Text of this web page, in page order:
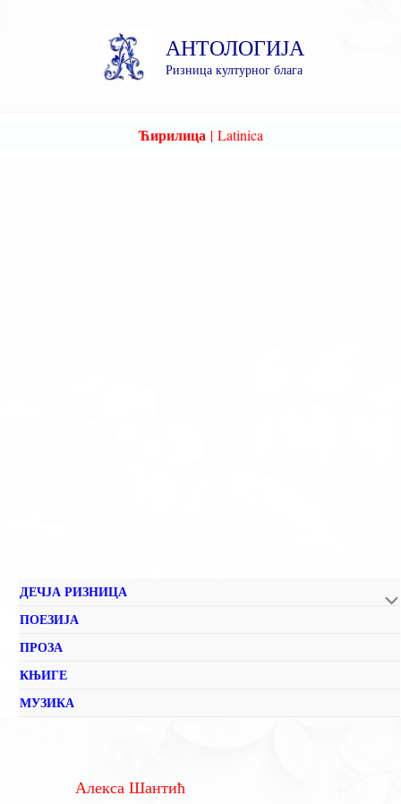
АНТОЛОГИЈА
Ризница културног блага
Ћирилица | Latinica
ДЕЧЈА РИЗНИЦА
ПОЕЗИЈА
ПРОЗА
КЊИГЕ
МУЗИКА
Алекса Шантић